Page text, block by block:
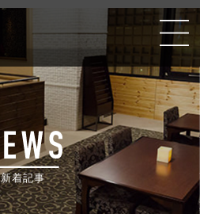
Golf Poker Bar ALLIN ONE #千葉銀座CC
新着記事